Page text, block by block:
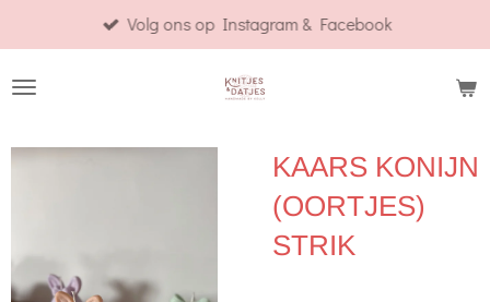
direct
naar
hoofdinhoud
Volg ons op Instagram & Facebook
KAARS KONIJN
(OORTJES)
STRIK